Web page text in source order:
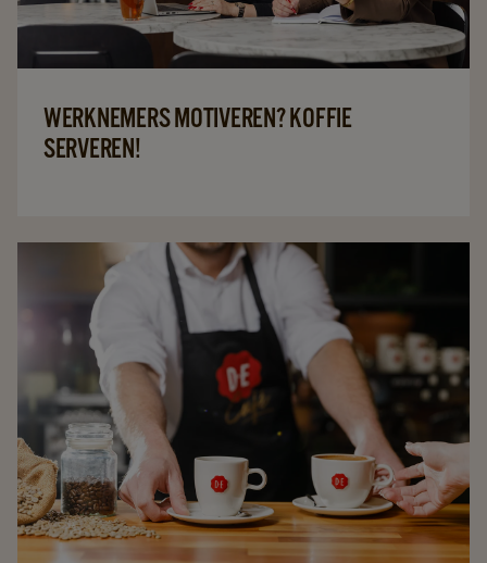
WERKNEMERS MOTIVEREN? KOFFIE
SERVEREN!